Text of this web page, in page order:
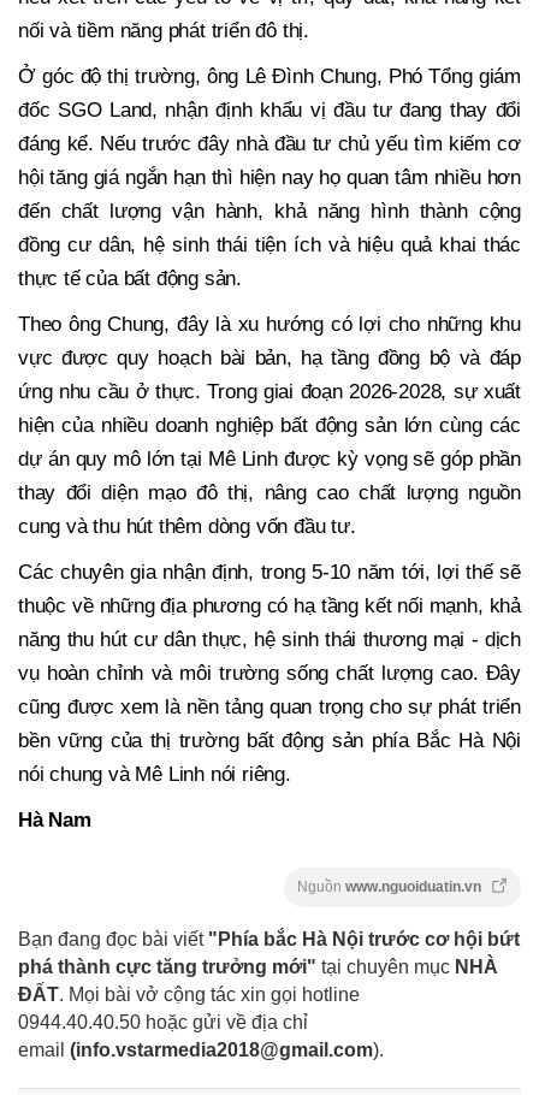
nối và tiềm năng phát triển đô thị.
Ở góc độ thị trường, ông Lê Đình Chung, Phó Tổng giám
đốc SGO Land, nhận định khẩu vị đầu tư đang thay đổi
đáng kể. Nếu trước đây nhà đầu tư chủ yếu tìm kiếm cơ
hội tăng giá ngắn hạn thì hiện nay họ quan tâm nhiều hơn
đến chất lượng vận hành, khả năng hình thành cộng
đồng cư dân, hệ sinh thái tiện ích và hiệu quả khai thác
thực tế của bất động sản.
Theo ông Chung, đây là xu hướng có lợi cho những khu
vực được quy hoạch bài bản, hạ tầng đồng bộ và đáp
ứng nhu cầu ở thực. Trong giai đoạn 2026-2028, sự xuất
hiện của nhiều doanh nghiệp bất động sản lớn cùng các
dự án quy mô lớn tại Mê Linh được kỳ vọng sẽ góp phần
thay đổi diện mạo đô thị, nâng cao chất lượng nguồn
cung và thu hút thêm dòng vốn đầu tư.
Các chuyên gia nhận định, trong 5-10 năm tới, lợi thế sẽ
thuộc về những địa phương có hạ tầng kết nối mạnh, khả
năng thu hút cư dân thực, hệ sinh thái thương mại - dịch
vụ hoàn chỉnh và môi trường sống chất lượng cao. Đây
cũng được xem là nền tảng quan trọng cho sự phát triển
bền vững của thị trường bất động sản phía Bắc Hà Nội
nói chung và Mê Linh nói riêng.
Hà Nam
Nguồn www.nguoiduatin.vn
Bạn đang đọc bài viết "Phía bắc Hà Nội trước cơ hội bứt
phá thành cực tăng trưởng mới" tại chuyên mục NHÀ
ĐẤT. Mọi bài vở cộng tác xin gọi hotline
0944.40.40.50 hoặc gửi về địa chỉ
email (info.vstarmedia2018@gmail.com).